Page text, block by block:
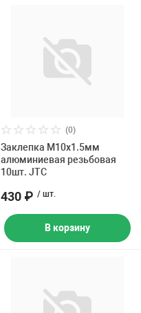
(0)
Заклепка M10х1.5мм
алюминиевая резьбовая
10шт. JTC
430 ₽ / шт.
В корзину